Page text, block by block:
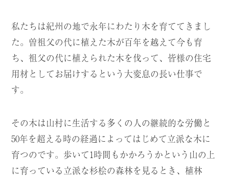
私たちは紀州の地で永年にわたり木を育ててきまし
た。曽祖父の代に植えた木が百年を越えて今も育
ち、祖父の代に植えられた木を伐って、皆様の住宅
用材としてお届けするという大変息の長い仕事で
す。
その木は山村に生活する多くの人の継続的な労働と
50年を超える時の経過によってはじめて立派な木に
育つのです。歩いて1時間もかかろうかという山の上
に育っている立派な杉桧の森林を見るとき、植林